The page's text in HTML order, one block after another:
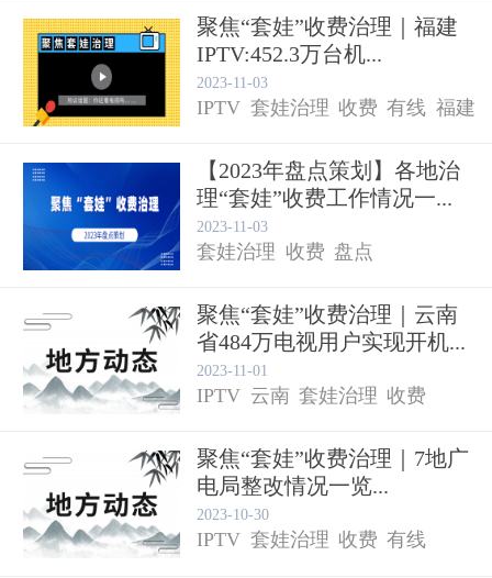
有线电视
聚焦“套娃”收费治理｜福建
IPTV:452.3万台机...
2023-11-03
IPTV 套娃治理 收费 有线 福建
【2023年盘点策划】各地治
理“套娃”收费工作情况一...
2023-11-03
套娃治理 收费 盘点
聚焦“套娃”收费治理｜云南
省484万电视用户实现开机...
2023-11-01
IPTV 云南 套娃治理 收费
有线电视
聚焦“套娃”收费治理｜7地广
电局整改情况一览...
2023-10-30
IPTV 套娃治理 收费 有线